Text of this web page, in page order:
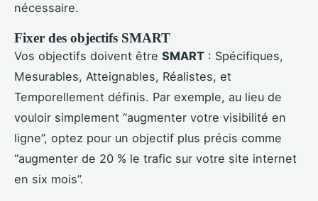
nécessaire.
Fixer des objectifs SMART
Vos objectifs doivent être SMART : Spécifiques,
Mesurables, Atteignables, Réalistes, et
Temporellement définis. Par exemple, au lieu de
vouloir simplement “augmenter votre visibilité en
ligne”, optez pour un objectif plus précis comme
“augmenter de 20 % le trafic sur votre site internet
en six mois”.